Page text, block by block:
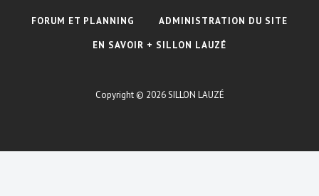
FORUM ET PLANNING
ADMINISTRATION DU SITE
EN SAVOIR + SILLON LAUZÉ
Copyright © 2026SILLON LAUZÉ